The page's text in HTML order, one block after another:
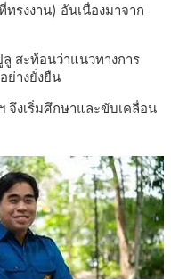
รงงาน) อันเนื่องมาจาก
สะท้อนว่าแนวทางการ
ย่างยั่งยืน
งเริ่มศึกษาและขับเคลื่อน